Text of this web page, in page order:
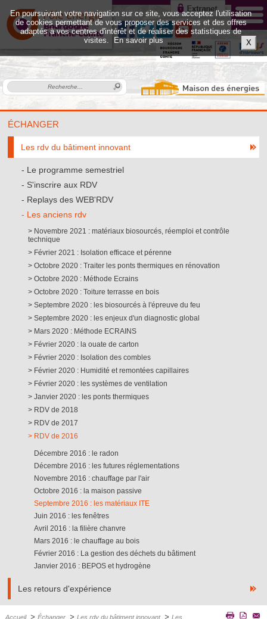
ÉCHANGER
Les rdv du bâtiment innovant
Le programme semestriel
S'inscrire aux RDV
Replays des WEB'RDV
Les anciens rdv
Novembre 2021 : matériaux biosourcés, réemploi et contrôle
technique
Février 2021 : Isolation efficace et pérenne
Octobre 2020 : Traiter les ponts thermiques en rénovation
Octobre 2020 : Méthode Ecrains
Octobre 2020 : Toiture terrasse en bois
Septembre 2020 : les biosourcés à l'épreuve du feu
Septembre 2020 : les enjeux d'un diagnostic global
Mars 2020 : Méthode ECRAINS
Février 2020 : la ouate de carton
Février 2020 : Isolation des combles
Février 2020 : Humidité et remontées capillaires
Février 2020 : les systèmes de ventilation
Janvier 2020 : les ponts thermiques
RDV de 2018
RDV de 2017
RDV de 2016
Décembre 2016 : le radon
Décembre 2016 : les futures réglementations
Novembre 2016 : chauffage par l'air
Octobre 2016 : la maison passive
Septembre 2016 : les matériaux ITE
Juin 2016 : les fenêtres
Avril 2016 : la filière chanvre
Mars 2016 : le chauffage au bois
Février 2016 : La gestion des déchets du bâtiment
Janvier 2016 : BEPOS et hydrogène
Les retours d'expérience
Accueil > Échanger > Les rdv du bâtiment innovant > Les
En poursuivant votre navigation sur ce site, vous acceptez l'utilisation
de cookies permettant de vous proposer des services et des offres
adaptés à vos centres d'intérêt et de réaliser des statistiques de
visites.
En savoir plus X